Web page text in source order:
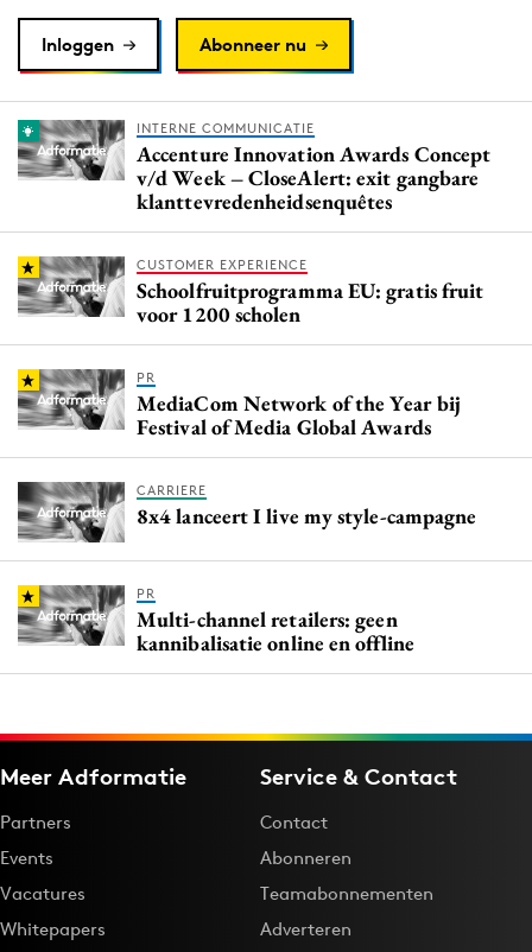
Reputatie & crisis
Inloggen Abonneer nu
INTERNE COMMUNICATIE
Accenture Innovation Awards Concept
v/d Week – CloseAlert: exit gangbare
klanttevredenheidsenquêtes
CUSTOMER EXPERIENCE
Schoolfruitprogramma EU: gratis fruit
voor 1200 scholen
PR
MediaCom Network of the Year bij
Festival of Media Global Awards
CARRIERE
8x4 lanceert I live my style-campagne
PR
Multi-channel retailers: geen
kannibalisatie online en offline
Meer Adformatie
Partners
Events
Vacatures
Whitepapers
Service & Contact
Contact
Abonneren
Teamabonnementen
Adverteren